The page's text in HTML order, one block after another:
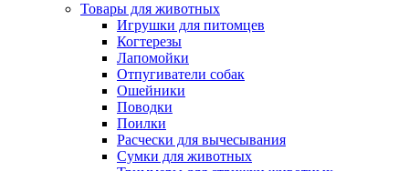
Товары для животных
Игрушки для питомцев
Когтерезы
Лапомойки
Отпугиватели собак
Ошейники
Поводки
Поилки
Расчески для вычесывания
Сумки для животных